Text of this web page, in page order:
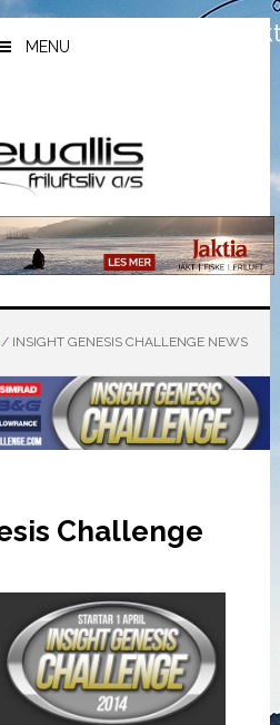
MENU
/INSIGHT GENESIS CHALLENGE NEWS
Challenge